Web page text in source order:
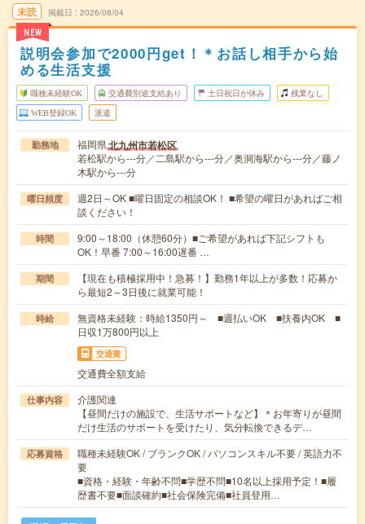
未読
NEW
掲載日 2026/08/04
説明会参加で2000円get！＊お話し相手から始
める生活支援
職種未経験OK 交通費別途支給あり 土日祝日が休み 残業なし
WEB登録OK 派遣
勤務地 福岡県北九州市若松区
若松駅から---分／二島駅から---分／奥洞海駅から---分／藤ノ
木駅から---分
曜日頻度
週2日～OK ■曜日固定の相談OK！ ■希望の曜日があればご相
談ください！
時間
9:00～18:00（休憩60分）■ご希望があれば下記シフトも
OK！早番 7:00～16:00遅番 …
期間
【現在も積極採用中！急募！】勤務1年以上が多数！応募か
ら最短2～3日後に就業可能！
時給
無資格未経験：時給1350円～ ■週払いOK ■扶養内OK ■
日収1万800円以上
交通費
交通費全額支給
仕事内容
介護関連
【昼間だけの施設で、生活サポートなど】＊お年寄りが昼間
だけ生活のサポートを受けたり、気分転換できるデ…
応募資格
職種未経験OK / ブランクOK / パソコンスキル不要 / 英語力不
要
■資格・経験・年齢不問■学歴不問■10名以上採用予定！■履
歴書不要■面談確約■社会保険完備■社員登用…